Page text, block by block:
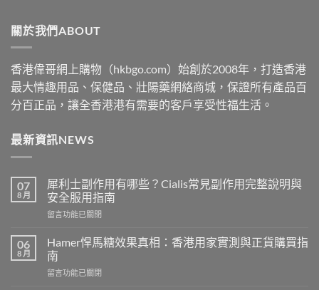
關於我們ABOUT
香港偉哥網上購物（hkbgo.com）始創於2008年，打造香港
最大情趣用品、保健品、壯陽藥網絡商城，保證所有產品百
分百正品，讓全香港港有需要的客戶享受性福生活。
最新資訊NEWS
07
8 月
犀利士副作用有哪些？Cialis常見副作用完整說明與
安全服用指南
在
利
士
副
作
留言功能已關閉
06
8 月
Hamer悍馬糖效果真相：香港用家實測與正貨購買指
南
在
留言功能已關閉